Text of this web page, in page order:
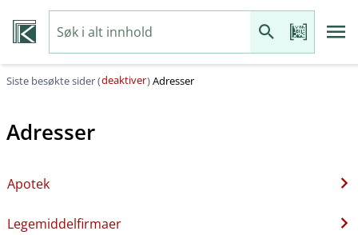
Siste besøkte sider (deaktiver)Adresser
Adresser
Apotek
Legemiddelfirmaer